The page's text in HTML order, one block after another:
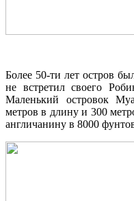
Более 50-ти лет остров
не встретил своего
Маленький островок
метров в длину и 300
англичанину в 8000